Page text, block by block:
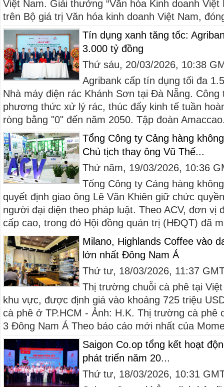
Việt Nam. Giải thưởng “Văn hóa Kinh doanh
trên Bộ giá trị Văn hóa kinh doanh Việt Nam,
Tín dụng xanh tăng tốc:
3.000 tỷ đồng
Thứ sáu, 20/03/2026, 10:38
Agribank cấp tín dụng tối đa
Nhà máy điện rác Khánh Sơn tại Đà Nẵng.
phương thức xử lý rác, thúc đẩy kinh tế tuần
ròng bằng "0" đến năm 2050. Tập đoàn
Tổng Công ty Cảng hàng
Chủ tịch thay ông Vũ Thế...
Thứ năm, 19/03/2026, 10:36
Tổng Công ty Cảng hàng
quyết định giao ông Lê Văn Khiên giữ chức
người đại diện theo pháp luật. Theo ACV, đơn vị
cấp cao, trong đó Hội đồng quản trị (HĐQT) đã
Milano, Highlands Coffee vào
lớn nhất Đông Nam Á
Thứ tư, 18/03/2026, 11:37
Thị trường chuỗi cà phê tại
khu vực, được định giá vào khoảng 725 triệu
cà phê ở TP.HCM - Ảnh: H.K. Thị trường cà phê
3 Đông Nam Á Theo báo cáo mới nhất của
Saigon Co.op tổng kết hoạt
phát triển năm 20...
Thứ tư, 18/03/2026, 10:31